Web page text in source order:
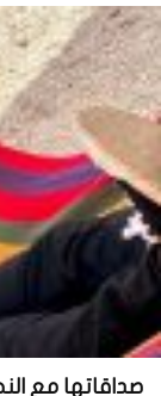
صداقاتها مع